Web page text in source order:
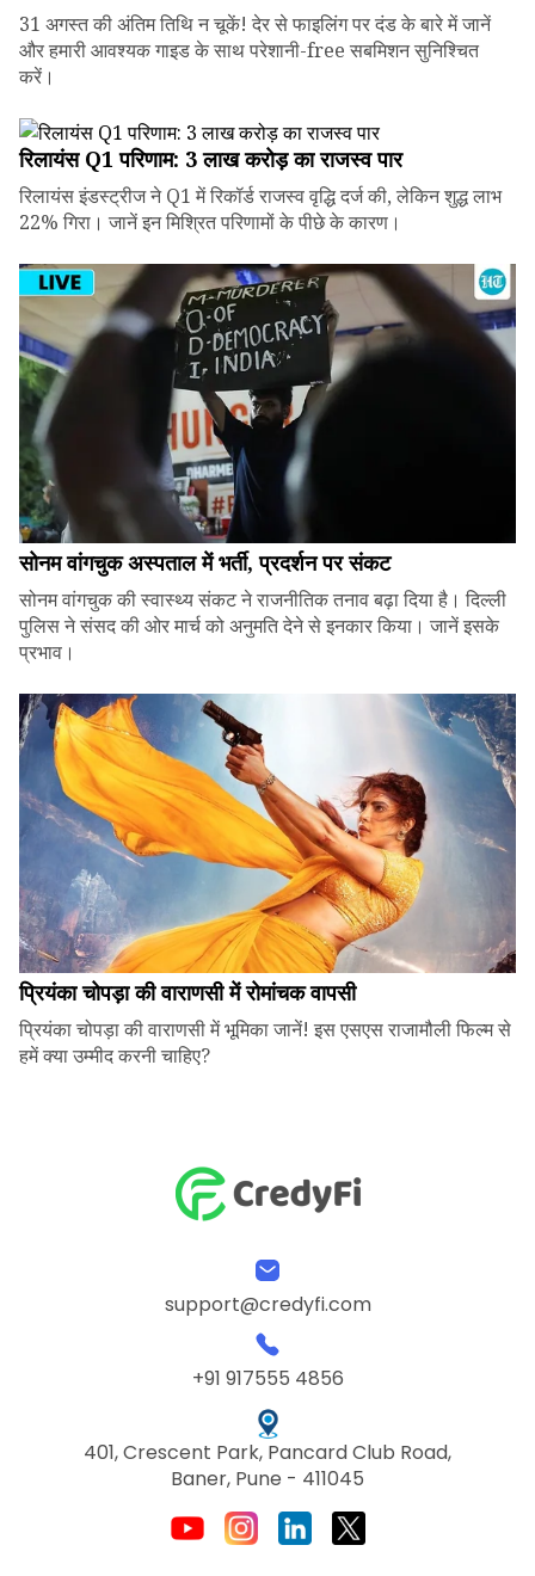
31 अगस्त की अंतिम तिथि न चूकें! देर से फाइलिंग पर दंड के बारे में जानें
और हमारी आवश्यक गाइड के साथ परेशानी-free सबमिशन सुनिश्चित
करें।
रिलायंस Q1 परिणाम: ₹3 लाख करोड़ का राजस्व पार
रिलायंस इंडस्ट्रीज ने Q1 में रिकॉर्ड राजस्व वृद्धि दर्ज की, लेकिन शुद्ध लाभ
22% गिरा। जानें इन मिश्रित परिणामों के पीछे के कारण।
सोनम वांगचुक अस्पताल में भर्ती, प्रदर्शन पर संकट
सोनम वांगचुक की स्वास्थ्य संकट ने राजनीतिक तनाव बढ़ा दिया है। दिल्ली
पुलिस ने संसद की ओर मार्च को अनुमति देने से इनकार किया। जानें इसके
प्रभाव।
प्रियंका चोपड़ा की वाराणसी में रोमांचक वापसी
प्रियंका चोपड़ा की वाराणसी में भूमिका जानें! इस एसएस राजामौली फिल्म से
हमें क्या उम्मीद करनी चाहिए?
support@credyfi.com
+91 917555 4856
401, Crescent Park, Pancard Club Road,
Baner, Pune - 411045